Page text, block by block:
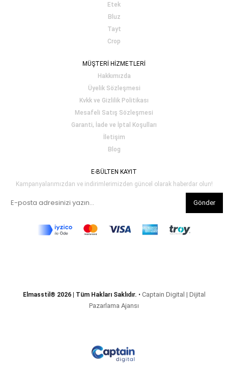
Etek
Bluz
Tayt
Crop
MÜŞTERİ HİZMETLERİ
Hakkımızda
Üyelik Sözleşmesi
Kvkk ve Gizlilik Politikası
Mesafeli Satış Sözleşmesi
Garanti, İade ve İptal Koşulları
İletişim
Blog
E-BÜLTEN KAYIT
Kampanyalarımızdan ve indirimlerimizden güncel olarak haberdar olun!
Gönder
Elmasstil® 2026 | Tüm Hakları Saklıdır. • Captain Digital | Dijital
Pazarlama Ajansı